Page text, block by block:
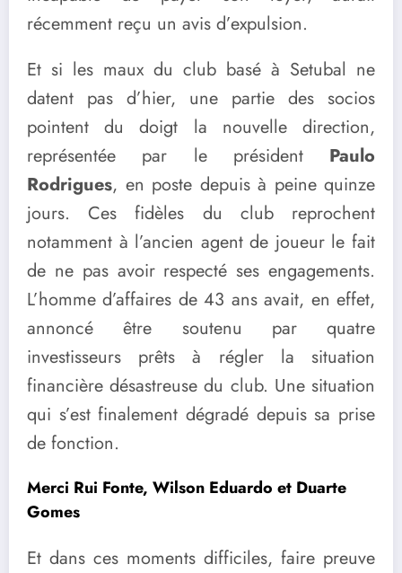
récemment reçu un avis d’expulsion.
Et si les maux du club basé à Setubal ne
datent pas d’hier, une partie des socios
pointent du doigt la nouvelle direction,
représentée par le président Paulo
Rodrigues, en poste depuis à peine quinze
jours. Ces fidèles du club reprochent
notamment à l’ancien agent de joueur le fait
de ne pas avoir respecté ses engagements.
L’homme d’affaires de 43 ans avait, en effet,
annoncé être soutenu par quatre
investisseurs prêts à régler la situation
financière désastreuse du club. Une situation
qui s’est finalement dégradé depuis sa prise
de fonction.
Merci Rui Fonte, Wilson Eduardo et Duarte
Gomes
Et dans ces moments difficiles, faire preuve